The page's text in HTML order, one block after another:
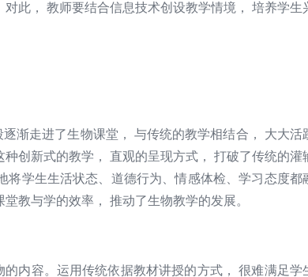
此， 教师要结合信息技术创设教学情境， 培养学生
走进了生物课堂， 与传统的教学相结合， 大大活
创新式的教学， 直观的呈现方式， 打破了传统的灌
学生生活状态、道德行为、情感体检、学习态度都
教与学的效率， 推动了生物教学的发展。
容。运用传统依据教材讲授的方式， 很难满足学